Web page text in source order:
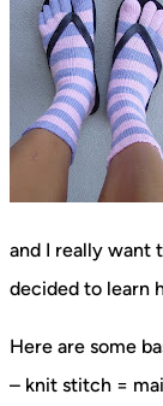
and I really want
decided to learn
Here are some
– knit stitch =